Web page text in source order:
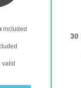
included
valid
30